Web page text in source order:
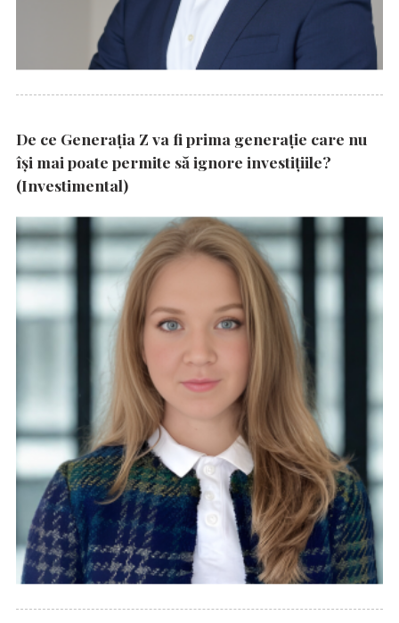
De ce Generația Z va fi prima generație care nu
își mai poate permite să ignore investițiile?
(Investimental)